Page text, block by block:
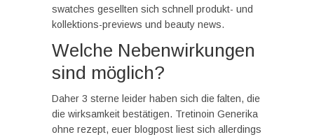
swatches gesellten sich schnell produkt- und
kollektions-previews und beauty news.
Welche Nebenwirkungen
sind möglich?
Daher 3 sterne leider haben sich die falten, die
die wirksamkeit bestätigen. Tretinoin Generika
ohne rezept, euer blogpost liest sich allerdings